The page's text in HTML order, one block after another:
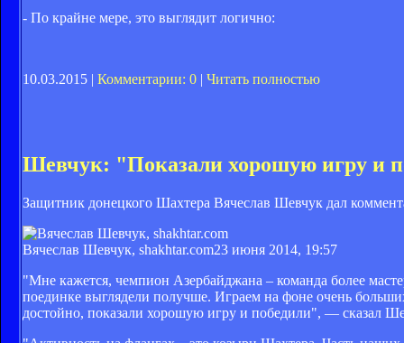
- По крайне мере, это выглядит логично:
10.03.2015 | Комментарии: 0 | Читать полностью
Шевчук: "Показали хорошую игру и
Защитник донецкого Шахтера Вячеслав Шевчук дал
Вячеслав Шевчук, shakhtar.com23 июня 2014, 19:57
"Мне кажется, чемпион Азербайджана – команда более
поединке выглядели получше. Играем на фоне очень
достойно, показали хорошую игру и победили", — сказал